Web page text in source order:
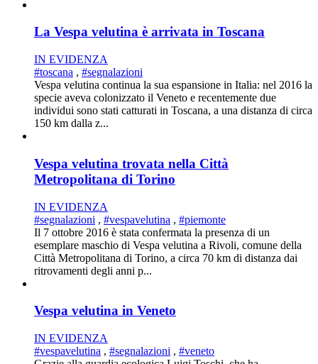
La Vespa velutina è arrivata in Toscana
IN EVIDENZA
#toscana , #segnalazioni
Vespa velutina continua la sua espansione in Italia: nel 2016 la
specie aveva colonizzato il Veneto e recentemente due
individui sono stati catturati in Toscana, a una distanza di circa
150 km dalla z...
Vespa velutina trovata nella Città
Metropolitana di Torino
IN EVIDENZA
#segnalazioni , #vespavelutina , #piemonte
Il 7 ottobre 2016 è stata confermata la presenza di un
esemplare maschio di Vespa velutina a Rivoli, comune della
Città Metropolitana di Torino, a circa 70 km di distanza dai
ritrovamenti degli anni p...
Vespa velutina in Veneto
IN EVIDENZA
#vespavelutina , #segnalazioni , #veneto